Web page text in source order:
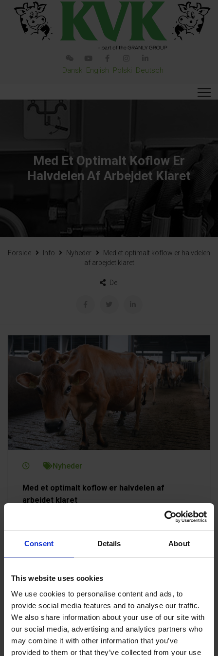
Consent Details About
This website uses cookies
We use cookies to personalise content and ads, to
provide social media features and to analyse our traffic.
We also share information about your use of our site with
our social media, advertising and analytics partners who
may combine it with other information that you’ve
provided to them or that they’ve collected from your use
Dansk English Polski Deutsch
Med Et Optimalt Koflow Er
Halvdelen Af Arbejdet Klaret
Forside Info Nyheder
Med et optimalt koflow er halvdelen
af arbejdet klaret
Del
Nyheder
Med et optimalt koflow er halvdelen af ​​
arbejdet klaret
En KVK Fangefold sikrer et optimalt koflow, som
giver mulighed for jævn trafik og hurtigere
ekspedering af køerne ved klovbeskæring.
Hvordan er dit koflow?